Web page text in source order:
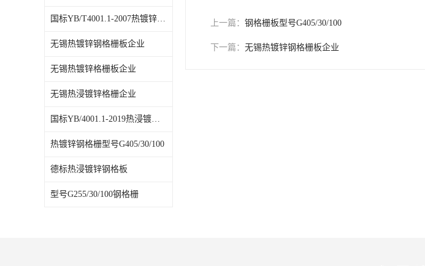
国标YB/T4001.1-2007热镀锌格栅板
无锡热镀锌钢格栅板企业
无锡热镀锌格栅板企业
无锡热浸镀锌格栅企业
国标YB/4001.1-2019热浸镀锌钢格板
热镀锌钢格栅型号G405/30/100
德标热浸镀锌钢格板
型号G255/30/100钢格栅
上一篇： 钢格栅板型号G405/30/100
下一篇： 无锡热镀锌钢格栅板企业